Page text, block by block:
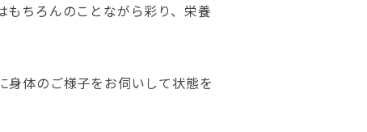
ちろんのことながら彩り、栄養
身体のご様子をお伺いして状態を